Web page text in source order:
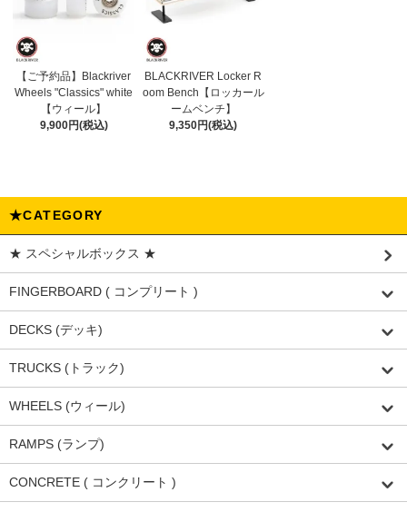
【ご予約品】Blackriver
Wheels "Classics" white
【ウィール】
9,900円(税込)
BLACKRIVER Locker R
oom Bench【ロッカール
ームベンチ】
9,350円(税込)
★CATEGORY
★ スペシャルボックス ★
FINGERBOARD ( コンプリート )
DECKS (デッキ)
TRUCKS (トラック)
WHEELS (ウィール)
RAMPS (ランプ)
CONCRETE ( コンクリート )